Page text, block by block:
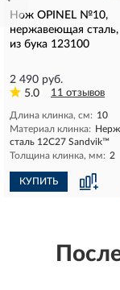
Нож OPINEL №10,
нержавеющая сталь,
из бука 123100
2 490 руб.
5.0
11 отзывов
Длина клинка, см: 10
Материал клинка:
сталь 12С27 Sandvik™
Толщина клинка, мм: 2
КУПИТЬ